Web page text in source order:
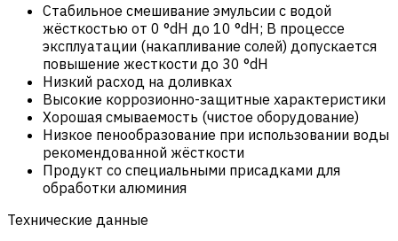
Стабильное смешивание эмульсии с водой
жёсткостью от 0 °dH до 10 °dH; В процессе
эксплуатации (накапливание солей) допускается
повышение жесткости до 30 °dH
Низкий расход на доливках
Высокие коррозионно-защитные характеристики
Хорошая смываемость (чистое оборудование)
Низкое пенообразование при использовании воды
рекомендованной жёсткости
Продукт со специальными присадками для
обработки алюминия
Технические данные